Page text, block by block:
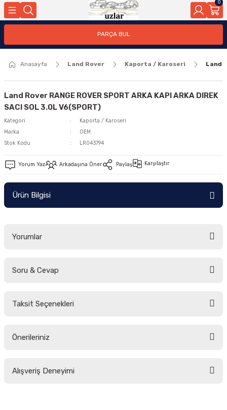
Geri Dön
0
PARÇA BUL
Anasayfa Land Rover Kaporta / Karoseri Land
Land Rover RANGE ROVER SPORT ARKA KAPI ARKA DIREK
SACI SOL 3.0L V6(SPORT)
Kategori
Kaporta / Karoseri
Marka
OEM
Stok Kodu
LR043794
Yorum Yaz Arkadaşına Öner Paylaş Karşılaştır
Ürün Bilgisi
Yorumlar
Soru & Cevap
Taksit Seçenekleri
Önerileriniz
yetersiz gördüğünüz noktaları öneri formunu kullanarak tarafımıza
Alışveriş Deneyimi